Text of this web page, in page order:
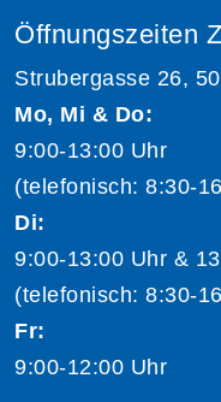
Öffnungszeiten
Strubergasse 26,
Mo, Mi & Do:
9:00-13:00 Uhr
(telefonisch: 8:30-
Di:
9:00-13:00 Uhr &
(telefonisch: 8:30-
Fr:
9:00-12:00 Uhr